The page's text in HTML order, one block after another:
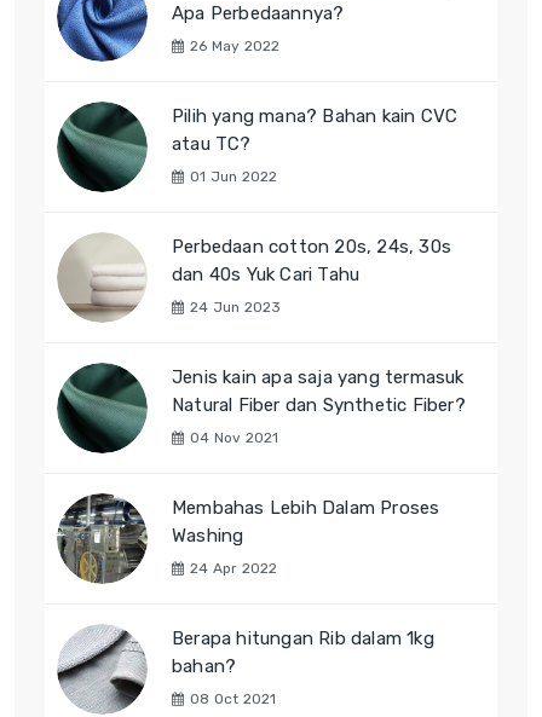
Apa Perbedaannya?
26 May 2022
Pilih yang mana? Bahan kain CVC
atau TC?
01 Jun 2022
Perbedaan cotton 20s, 24s, 30s
dan 40s Yuk Cari Tahu
24 Jun 2023
Jenis kain apa saja yang termasuk
Natural Fiber dan Synthetic Fiber?
04 Nov 2021
Membahas Lebih Dalam Proses
Washing
24 Apr 2022
Berapa hitungan Rib dalam 1kg
bahan?
08 Oct 2021